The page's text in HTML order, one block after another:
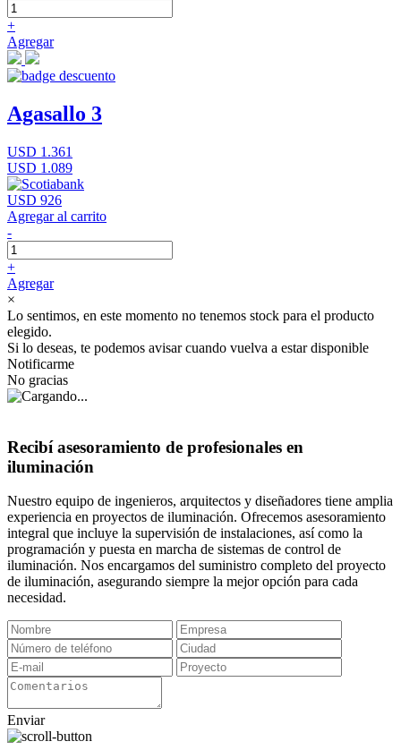
+
Agregar
Agasallo 3
USD 1.361
USD 1.089
USD 926
Agregar al carrito
-
+
Agregar
×
Lo sentimos, en este momento no tenemos stock para el producto
elegido.
Si lo deseas, te podemos avisar cuando vuelva a estar disponible
Notificarme
No gracias
Recibí asesoramiento de profesionales en
iluminación
Nuestro equipo de ingenieros, arquitectos y diseñadores tiene amplia
experiencia en proyectos de iluminación. Ofrecemos asesoramiento
integral que incluye la supervisión de instalaciones, así como la
programación y puesta en marcha de sistemas de control de
iluminación. Nos encargamos del suministro completo del proyecto
de iluminación, asegurando siempre la mejor opción para cada
necesidad.
Enviar